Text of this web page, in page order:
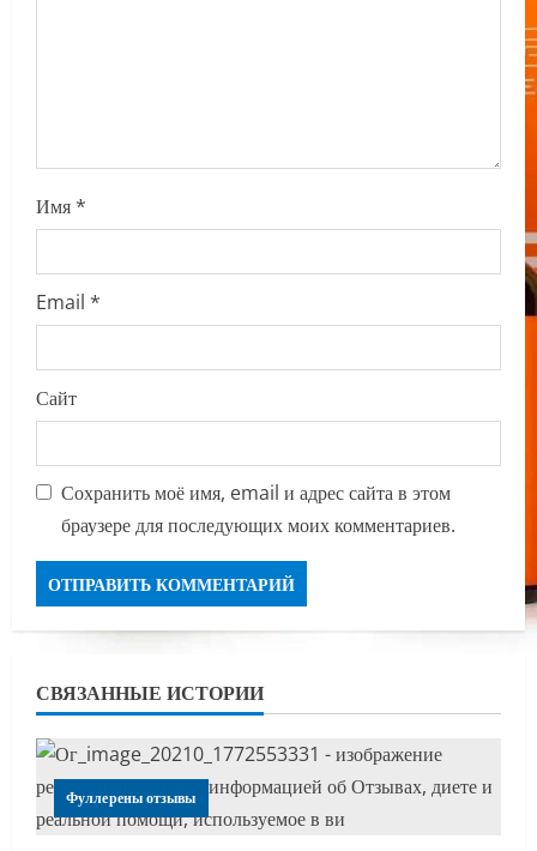
Имя*
Email *
Сайт
Сохранить моё имя, email и адрес сайта в этом
браузере для последующих моих комментариев.
СВЯЗАННЫЕ ИСТОРИИ
Фуллерены отзывы